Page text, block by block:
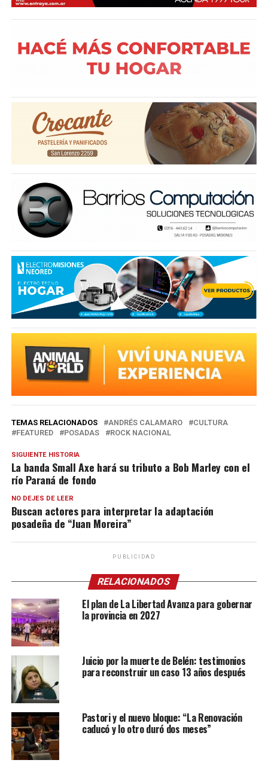
TEMAS RELACIONADOS ANDRÉS CALAMARO
CULTURA
FEATURED
POSADAS ROCK NACIONAL
SIGUIENTE HISTORIA
La banda Small Axe hará su tributo a Bob Marley con el
río Paraná de fondo
NO DEJES DE LEER
Buscan actores para interpretar la adaptación
posadeña de “Juan Moreira”
PUBLICIDAD
RELACIONADOS
El plan de La Libertad Avanza para gobernar
la provincia en 2027
Juicio por la muerte de Belén: testimonios
para reconstruir un caso 13 años después
Pastori y el nuevo bloque: “La Renovación
caducó y lo otro duró dos meses”